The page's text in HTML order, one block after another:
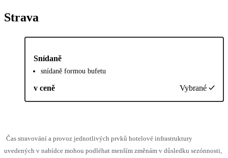
Strava
Snídaně
snídaně formou bufetu
v ceně Vybrané
Čas stravování a provoz jednotlivých prvků hotelové infrastruktury
uvedených v nabídce mohou podléhat menším změnám v důsledku sezónnosti,